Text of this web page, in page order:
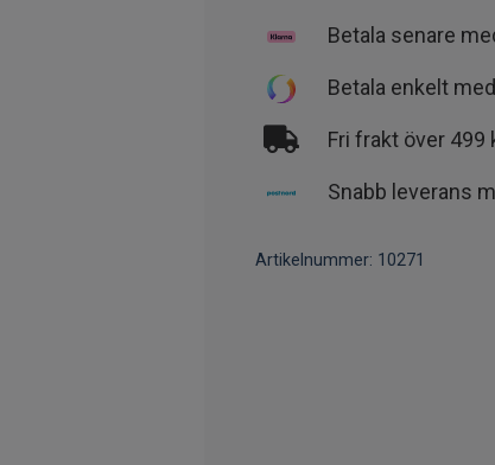
Betala senare
Betala enkelt
Fri frakt över 499
Snabb leverans
Artikelnummer: 10271